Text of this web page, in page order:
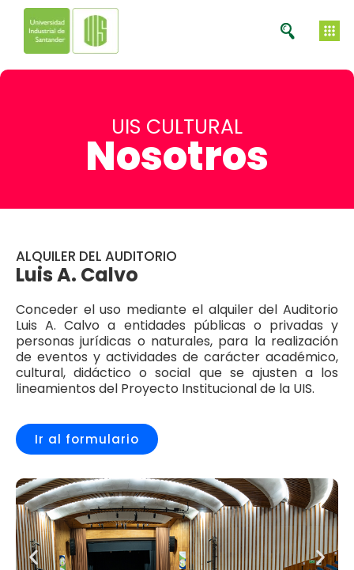
contenido
UIS CULTURAL
Nosotros
ALQUILER DEL AUDITORIO
Luis A. Calvo
Conceder el uso mediante el alquiler del Auditorio
Luis A. Calvo a entidades públicas o privadas y
personas jurídicas o naturales, para la realización
de eventos y actividades de carácter académico,
cultural, didáctico o social que se ajusten a los
lineamientos del Proyecto Institucional de la UIS.
Ir al formulario